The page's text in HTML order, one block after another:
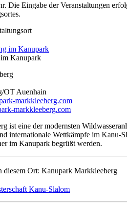
Die Eingabe der Veranstaltungen
Kanupark
OT Auenhain
markkleeberg.com
markkleeberg.com
ist eine der modernsten
internationale Wettkämpfe im Kanu-
im Kanupark begrüßt werden.
diesem Ort: Kanupark Markkleeberg
Kanu-Slalom